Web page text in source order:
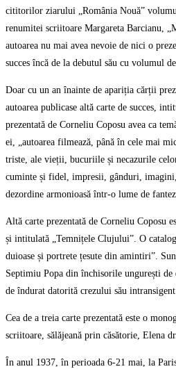
cititorilor ziarului „România Nouă”
renumitei scriitoare Margareta Barcianu,
autoarea nu mai avea nevoie de nici o
succes încă de la debutul său cu volumul
Doar cu un an înainte de apariția cărții
autoarea publicase altă carte de succes,
prezentată de Corneliu Coposu avea ca
ei, „autoarea filmează, până în cele mai
triste, ale vieții, bucuriile și necazurile
cuminte și fidel, impresii, gânduri,
dezordine armonioasă într-o lume de
Altă carte prezentată de Corneliu Coposu
și intitulată „Temnițele Clujului”. O
duioase și portrete țesute din amintiri”.
Septimiu Popa din închisorile ungurești
de îndurat datorită crezului său
Cea de a treia carte prezentată este o
scriitoare, sălăjeană prin căsătorie, Elena
În anul 1937, în perioada 6-21 mai, la